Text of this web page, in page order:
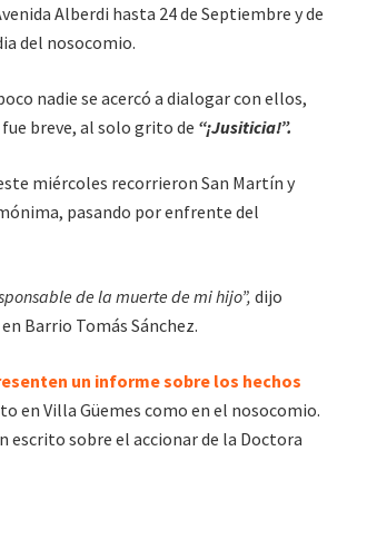
Alberdi hasta 24 de Septiembre y de
del nosocomio.
nadie se acercó a dialogar con ellos,
breve, al solo grito de “¡Jusiticia!”.
miércoles recorrieron San Martín y
pasando por enfrente del
de la muerte de mi hijo”, dijo
Barrio Tomás Sánchez.
un informe sobre los hechos
en Villa Güemes como en el nosocomio.
escrito sobre el accionar de la Doctora